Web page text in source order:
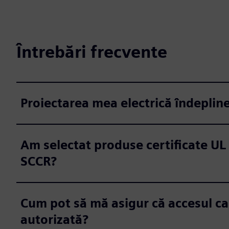
Întrebări frecvente
Proiectarea mea electrică
Am selectat produse certificate
SCCR?
Cum pot să mă asigur că accesul
autorizată?